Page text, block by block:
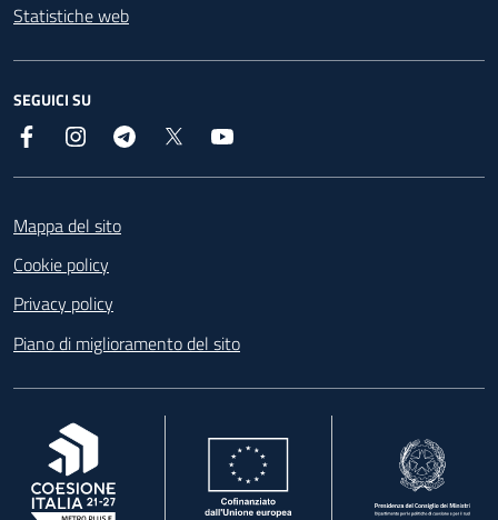
Statistiche web
SEGUICI SU
Facebook InstagramTelegram
Mappa del sito
Cookie policy
Privacy policy
Piano di miglioramento del sito
, apre in una nuova scheda